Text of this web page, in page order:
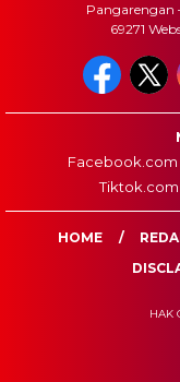
Pangarengan
69271
Facebook.com
Tiktok.com
HOME
HAK